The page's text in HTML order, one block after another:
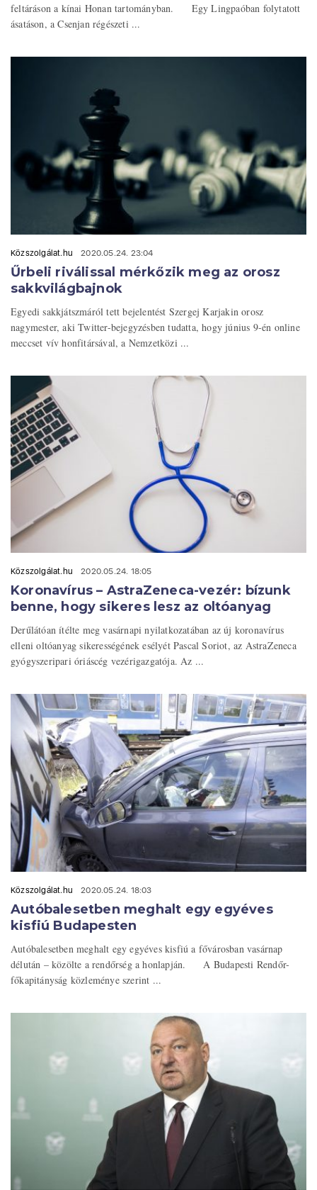
feltáráson a kínai Honan tartományban. Egy Lingpaóban folytatott
ásatáson, a Csenjan régészeti ...
Közszolgálat.hu 2020.05.24. 23:04
Űrbeli riválissal mérkőzik meg az orosz
sakkvilágbajnok
Egyedi sakkjátszmáról tett bejelentést Szergej Karjakin orosz
nagymester, aki Twitter-bejegyzésben tudatta, hogy június 9-én online
meccset vív honfitársával, a Nemzetközi ...
Közszolgálat.hu 2020.05.24. 18:05
Koronavírus – AstraZeneca-vezér: bízunk
benne, hogy sikeres lesz az oltóanyag
Derűlátóan ítélte meg vasárnapi nyilatkozatában az új koronavírus
elleni oltóanyag sikerességének esélyét Pascal Soriot, az AstraZeneca
gyógyszeripari óriáscég vezérigazgatója. Az ...
Közszolgálat.hu 2020.05.24. 18:03
Autóbalesetben meghalt egy egyéves
kisfiú Budapesten
Autóbalesetben meghalt egy egyéves kisfiú a fővárosban vasárnap
délután – közölte a rendőrség a honlapján. A Budapesti Rendőr-
főkapitányság közleménye szerint ...